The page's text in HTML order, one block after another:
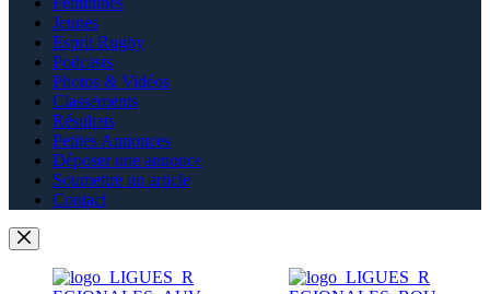
Jeunes
Esprit Rugby
Podcasts
Photos & Vidéos
Classements
Résultats
Petites Annonces
Déposer une annonce
Soumettre un article
Contact